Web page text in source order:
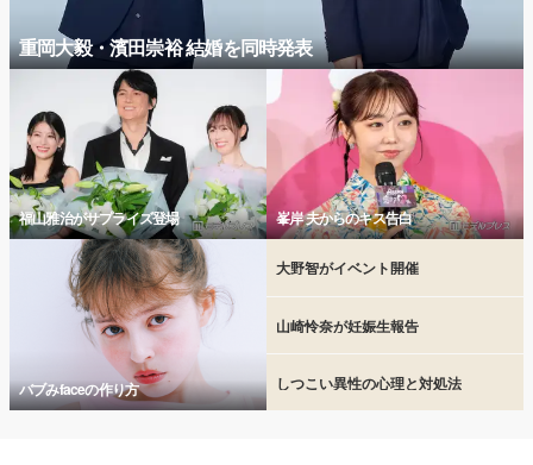
重岡大毅・濱田崇裕 結婚を同時発表
福山雅治がサプライズ登場 峯岸 夫からのキス告白
バブみfaceの作り方
大野智がイベント開催
山崎怜奈が妊娠生報告
しつこい異性の心理と対処法